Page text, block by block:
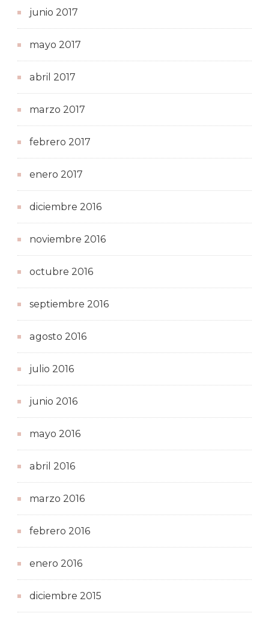
junio 2017
mayo 2017
abril 2017
marzo 2017
febrero 2017
enero 2017
diciembre 2016
noviembre 2016
octubre 2016
septiembre 2016
agosto 2016
julio 2016
junio 2016
mayo 2016
abril 2016
marzo 2016
febrero 2016
enero 2016
diciembre 2015